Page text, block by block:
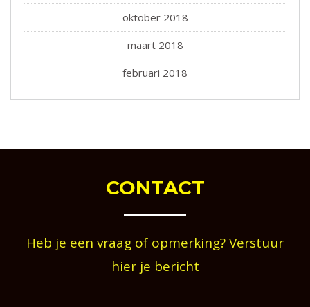
oktober 2018
maart 2018
februari 2018
CONTACT
Heb je een vraag of opmerking? Verstuur
hier je bericht